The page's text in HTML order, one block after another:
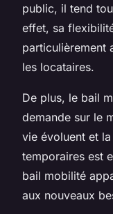
public, il tend
effet, sa
particulièrement
les locataires.
De plus, le bail
demande sur le
vie évoluent et
temporaires est
bail mobilité
aux nouveaux